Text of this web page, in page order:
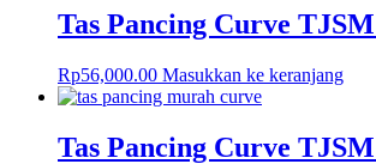
Tas Pancing Curve
Rp56,000.00 Masukkan ke keranjang
Tas Pancing Curve